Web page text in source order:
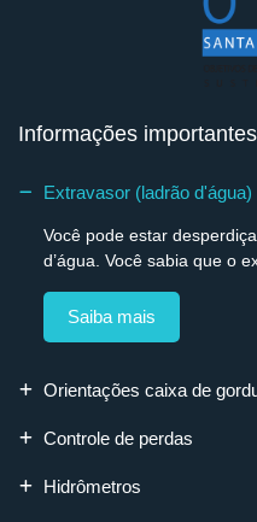
Informações importantes
Extravasor (ladrão d'água)
Você pode estar
d’água. Você sabia que o
Saiba mais
Orientações caixa de
Controle de perdas
Hidrômetros